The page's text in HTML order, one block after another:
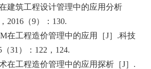
建筑工程设计管理中的应用分析
2016（9）：130.
在工程造价管理中的应用［J］.科技
31）：122，124.
在工程造价管理中的应用探析［J］.